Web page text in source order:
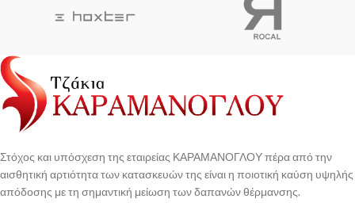
στο πρώτο άναμμα.
αποτέλεσμα η φωτιά να
ανταποκρίνεται άμεσα σε κάθε
κίνηση του μοχλού ελέγχου του αέρα.
To κεραμικό γυαλί που διαθέτει, είναι
ανθεκτικό σε θερμικό σοκ και έχει
σχεδιαστεί η ροή του αέρα έτσι ώστε το
γρατζουνιές και δεν προκαλεί οσμή
στο πρώτο άναμμα.
Η πόρτα σφραγίζει πλήρως, με
To κεραμικό γυαλί που διαθέτει, είναι
ανθεκτικό σε θερμικό σοκ και έχει
Στόχος και υπόσχεση της εταιρείας ΚΑΡΑΜΑΝΟΓΛΟΥ πέρα από την
αισθητική αρτιότητα των κατασκευών της είναι η ποιοτική καύση υψηλής
απόδοσης με τη σημαντική μείωση των δαπανών θέρμανσης.